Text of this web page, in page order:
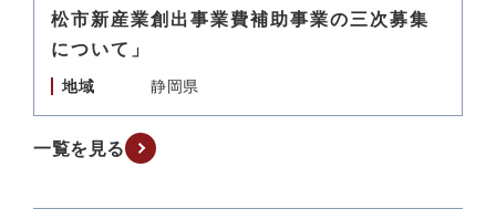
松市新産業創出事業費補助事業の三次募集
について」
地域 静岡県
一覧を見る